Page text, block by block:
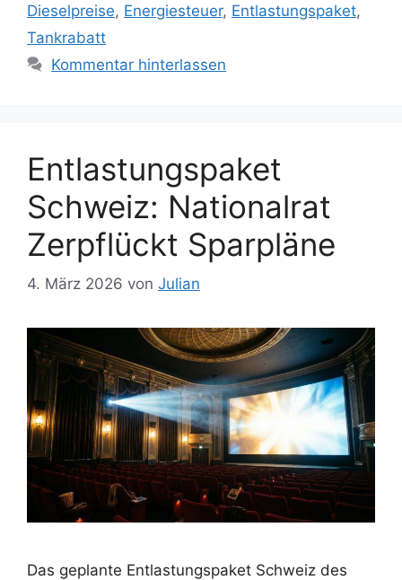
Dieselpreise, Energiesteuer, Entlastungspaket,
Tankrabatt
Kommentar hinterlassen
Entlastungspaket
Schweiz: Nationalrat
Zerpflückt Sparpläne
4. März 2026 von Julian
Das geplante Entlastungspaket Schweiz des